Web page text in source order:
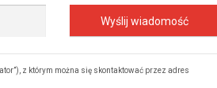
Wyślij wiadomość
z którym można się skontaktować przez adres